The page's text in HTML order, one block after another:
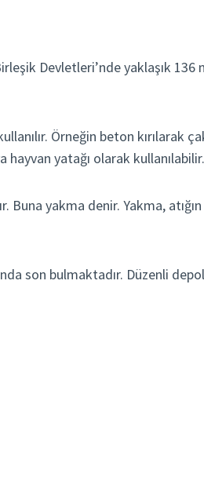
Devletleri’nde yaklaşık
Örneğin beton kırılarak
yatağı olarak kullanılabilir.
yakma denir. Yakma,
son bulmaktadır. Düzenli